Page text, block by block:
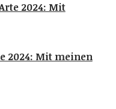
2024: Mit
2024: Mit meinen